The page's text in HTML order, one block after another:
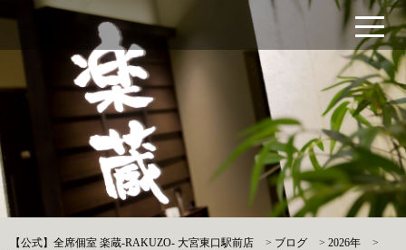
【公式】全席個室 楽蔵‐RAKUZO‐ 大宮東口駅前店 > ブログ >2026年
>